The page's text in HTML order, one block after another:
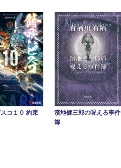
コ１０ 約束
濱地健三郎の呪える事件
簿